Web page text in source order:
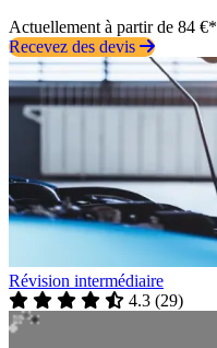
Actuellement à partir de 84 €*
Recevez des devis
Révision intermédiaire
4.3 (29)